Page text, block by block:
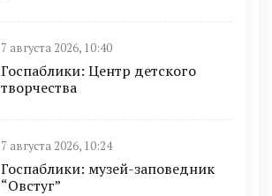
7 августа 2026, 10:40
Госпаблики: Центр детского
творчества
7 августа 2026, 10:24
Госпаблики: музей-заповедник
“Овстуг”